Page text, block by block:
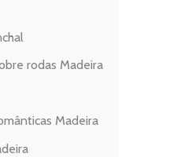
rodas Madeira
Madeira